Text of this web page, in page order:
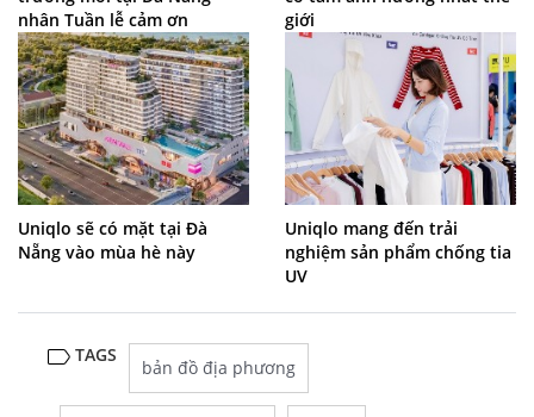
nhân Tuần lễ cảm ơn
giới
Uniqlo sẽ có mặt tại Đà
Nẵng vào mùa hè này
Uniqlo mang đến trải
nghiệm sản phẩm chống tia
UV
TAGS
bản đồ địa phương